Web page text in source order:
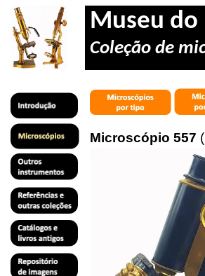
Museu
Coleção de
Microscópio 557